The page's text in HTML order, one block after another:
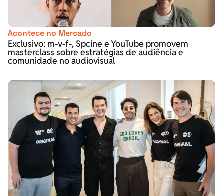
Acontece no Mercado
Exclusivo: m-v-f-, Spcine e YouTube promovem
masterclass sobre estratégias de audiência e
comunidade no audiovisual